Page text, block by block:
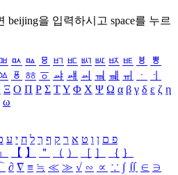
beijing을 입력하시고 space를 누르
ㅯ ㅰ ㅱ ㅲ ㅳ ㅴ ㅵ ㅶ ㅷ ㅸ
ㅹ
ㆄ ㆅ ㆆ ㆇ ㆈ ㆉ ㆊ ㆋ ㆌ ㆍ
ㆎ
Ξ Ο Π Ρ Σ ΤΥ Φ Χ Ψ Ω α β γ δ ε ζ η
ω
פ ם ן ו ט א ר ק ף ך ל ח י ע
【 】 ＂ （ ） ［ ］ ｛ ｝
∂ ∇ ≡ ≒ ≪ ≫ √ ∽ ∝ ∵ ∫ ∬ ∈ ∋